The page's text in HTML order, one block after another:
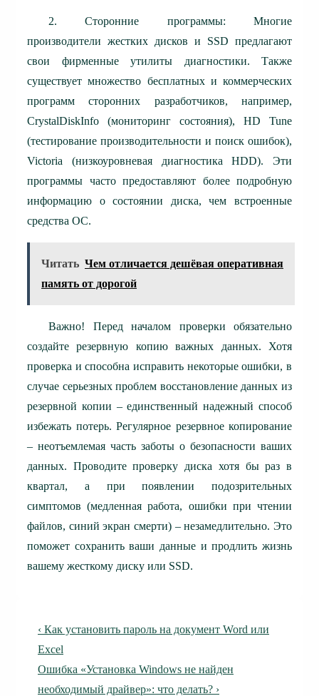
2. Сторонние программы: Многие
производители жестких дисков и SSD предлагают
свои фирменные утилиты диагностики. Также
существует множество бесплатных и коммерческих
программ сторонних разработчиков, например,
CrystalDiskInfo (мониторинг состояния), HD Tune
(тестирование производительности и поиск ошибок),
Victoria (низкоуровневая диагностика HDD). Эти
программы часто предоставляют более подробную
информацию о состоянии диска, чем встроенные
средства ОС.
Читать Чем отличается дешёвая оперативная
память от дорогой
Важно! Перед началом проверки обязательно
создайте резервную копию важных данных. Хотя
проверка и способна исправить некоторые ошибки, в
случае серьезных проблем восстановление данных из
резервной копии – единственный надежный способ
избежать потерь. Регулярное резервное копирование
– неотъемлемая часть заботы о безопасности ваших
данных. Проводите проверку диска хотя бы раз в
квартал, а при появлении подозрительных
симптомов (медленная работа, ошибки при чтении
файлов, синий экран смерти) – незамедлительно. Это
поможет сохранить ваши данные и продлить жизнь
вашему жесткому диску или SSD.
Навигация
по
записям
Предыдущая
запись
‹ Как установить пароль на документ Word или
Excel
Следующая
запись
Ошибка «Установка Windows не найден
необходимый драйвер»: что делать? ›